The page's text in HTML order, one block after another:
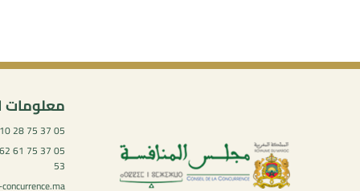
معلومات
05 37 75 28 10
53